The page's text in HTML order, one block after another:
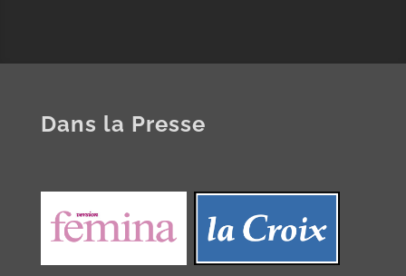
Dans la Presse